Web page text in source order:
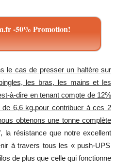
-50% Promotion!
le cas de presser un haltère sur
les bras, les mains et les
à-dire en tenant compte de 12%
de 6,6 kg.pour contribuer à ces 2
obtenons une tonne complète
, la résistance que notre excellent
àtravers tous les « push-UPS
de plusque cellequifonctionne